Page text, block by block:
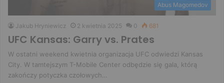
Abus Magomedov
Jakub Hryniewicz 2 kwietnia 2025 0 681
UFC Kansas: Garry vs. Prates
W ostatni weekend kwietnia organizacja UFC odwiedzi Kansas
City. W tamtejszym T-Mobile Center odbędzie się gala, którą
zakończy potyczka czołowych…